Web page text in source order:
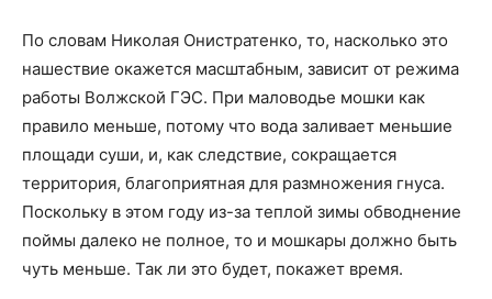
По словам Николая Онистратенко, то, насколько это
нашествие окажется масштабным, зависит от режима
работы Волжской ГЭС. При маловодье мошки как
правило меньше, потому что вода заливает меньшие
площади суши, и, как следствие, сокращается
территория, благоприятная для размножения гнуса.
Поскольку в этом году из-за теплой зимы обводнение
поймы далеко не полное, то и мошкары должно быть
чуть меньше. Так ли это будет, покажет время.